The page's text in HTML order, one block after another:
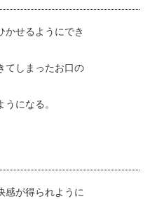
かせるようにでき
てしまったお口の
になる。
感が得られように